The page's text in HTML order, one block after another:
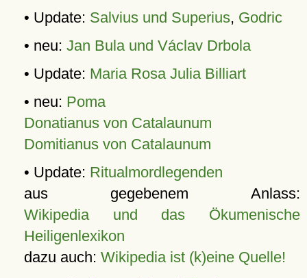
• Update: Salvius und Superius, Godric
• neu: Jan Bula und Václav Drbola
• Update: Maria Rosa Julia Billiart
• neu: Poma
Donatianus von Catalaunum
Domitianus von Catalaunum
• Update: Ritualmordlegenden
aus gegebenem Anlass:
Wikipedia und das Ökumenische
Heiligenlexikon
dazu auch: Wikipedia ist (k)eine Quelle!